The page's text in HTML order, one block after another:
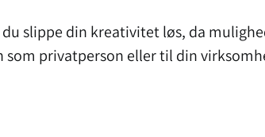
du slippe din kreativitet løs, da
som privatperson eller til din